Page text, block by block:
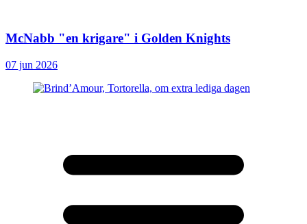
McNabb "en krigare" i Golden Knights
07 jun 2026